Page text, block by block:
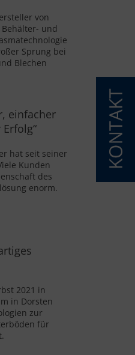
von
und
Sprung bei
Blechen
einfacher
hat seit seiner
Kunden
des
enorm.
2021 in
in Dorsten
zur
für